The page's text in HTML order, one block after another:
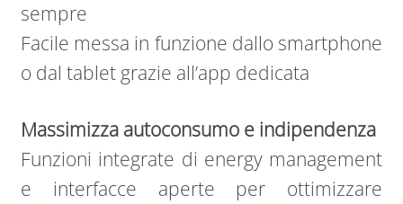
sempre
Facile messa in funzione dallo smartphone
o dal tablet grazie all’app dedicata
Massimizza autoconsumo e indipendenza
Funzioni integrate di energy management
e interfacce aperte per ottimizzare